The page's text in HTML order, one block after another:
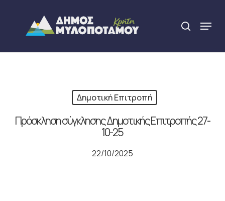
content
search
Menu
Δημοτική Επιτροπή
Πρόσκληση σύγκλησης Δημοτικής Επιτροπής 27-
10-25
22/10/2025
Close